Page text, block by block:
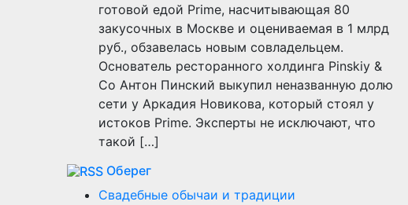
готовой едой Prime, насчитывающая 80
закусочных в Москве и оцениваемая в 1 млрд
руб., обзавелась новым совладельцем.
Основатель ресторанного холдинга Pinskiy &
Co Антон Пинский выкупил неназванную долю
сети у Аркадия Новикова, который стоял у
истоков Prime. Эксперты не исключают, что
такой […]
Оберег
Свадебные обычаи и традиции